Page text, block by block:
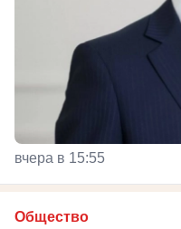
вчера в 15:55
Общество